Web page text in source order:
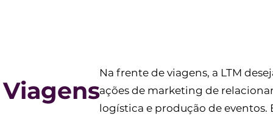
Viagens
Na frente de viagens, a LTM
ações de marketing de
logística e produção de eventos.